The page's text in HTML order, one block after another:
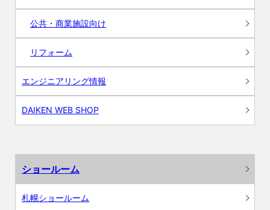
公共・商業施設向け
リフォーム
エンジニアリング情報
DAIKEN WEB SHOP
ショールーム
札幌ショールーム